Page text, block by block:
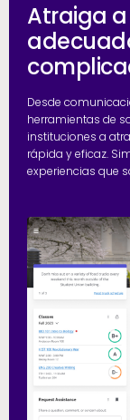
Atraiga
Desde
herramientas de
instituciones a
rápida y eficaz.
experiencias que